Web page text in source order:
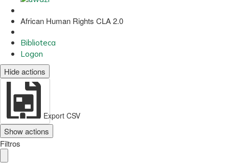
African Human Rights CLA 2.0
Biblioteca
Logon
Hide actions
Export CSV
Show actions
Filtros